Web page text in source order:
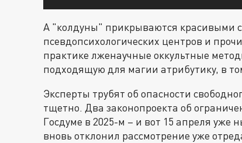
А "колдуны" прикрываются красивыми
псевдопсихологических центров и
практике лженаучные оккультные
подходящую для магии атрибутику, в
Эксперты трубят об опасности
тщетно. Два законопроекта об
Госдуме в 2025-м – и вот 15 апреля
вновь отклонил рассмотрение уже